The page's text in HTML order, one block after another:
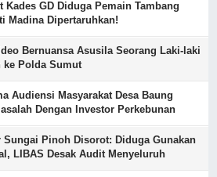
Kades GD Diduga Pemain Tambang
Madina Dipertaruhkan!
Bernuansa Asusila Seorang Laki-laki
ke Polda Sumut
Audiensi Masyarakat Desa Baung
Dengan Investor Perkebunan
Sungai Pinoh Disorot: Diduga Gunakan
LIBAS Desak Audit Menyeluruh